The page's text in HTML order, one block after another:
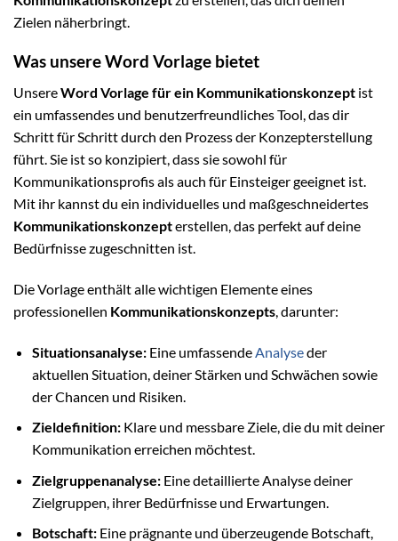
Zielen näherbringt.
Was unsere Word Vorlage bietet
UnsereWord Vorlage für ein Kommunikationskonzept ist
ein umfassendes und benutzerfreundliches Tool, das dir
Schritt für Schritt durch den Prozess der Konzepterstellung
führt. Sie ist so konzipiert, dass sie sowohl für
Kommunikationsprofis als auch für Einsteiger geeignet ist.
Mit ihr kannst du ein individuelles und maßgeschneidertes
Kommunikationskonzepterstellen, das perfekt auf deine
Bedürfnisse zugeschnitten ist.
Die Vorlage enthält alle wichtigen Elemente eines
professionellen Kommunikationskonzepts, darunter:
Situationsanalyse:Eine umfassende Analyseder
aktuellen Situation, deiner Stärken und Schwächen sowie
der Chancen und Risiken.
Zieldefinition:Klare und messbare Ziele, die du mit deiner
Kommunikation erreichen möchtest.
Zielgruppenanalyse:Eine detaillierte Analyse deiner
Zielgruppen, ihrer Bedürfnisse und Erwartungen.
Botschaft:Eine prägnante und überzeugende Botschaft,